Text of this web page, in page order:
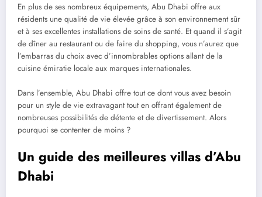
En plus de ses nombreux équipements, Abu Dhabi offre aux
résidents une qualité de vie élevée grâce à son environnement sûr
et à ses excellentes installations de soins de santé. Et quand il s’agit
de dîner au restaurant ou de faire du shopping, vous n’aurez que
l’embarras du choix avec d’innombrables options allant de la
cuisine émiratie locale aux marques internationales.
Dans l’ensemble, Abu Dhabi offre tout ce dont vous avez besoin
pour un style de vie extravagant tout en offrant également de
nombreuses possibilités de détente et de divertissement. Alors
pourquoi se contenter de moins ?
Un guide des meilleures villas d’Abu
Dhabi